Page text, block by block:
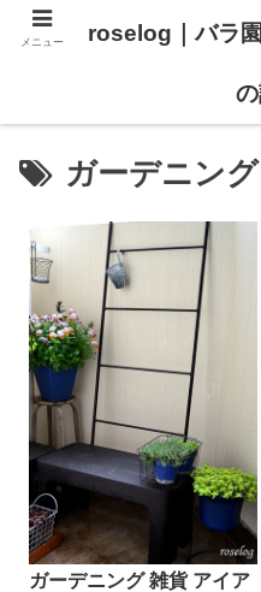
ガーデニン
ガーデニング 雑貨 アイア
メニュー roselog｜バラ